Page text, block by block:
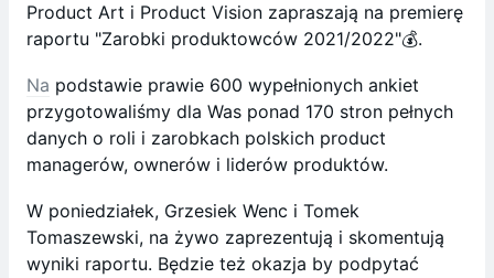
Product Art i Product Vision zapraszają na premierę
raportu "Zarobki produktowców 2021/2022"💰.
Na podstawie prawie 600 wypełnionych ankiet
przygotowaliśmy dla Was ponad 170 stron pełnych
danych o roli i zarobkach polskich product
managerów, ownerów i liderów produktów.
W poniedziałek, Grzesiek Wenc i Tomek
Tomaszewski, na żywo zaprezentują i skomentują
wyniki raportu. Będzie też okazja by podpytać